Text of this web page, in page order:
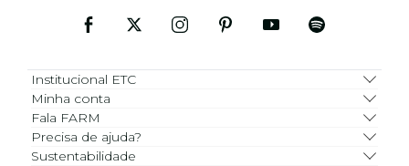
Institucional ETC
Minha conta
Fala FARM
Precisa de ajuda?
Sustentabilidade